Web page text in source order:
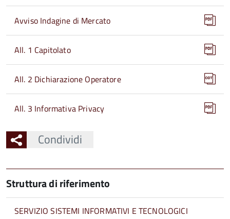
Avviso Indagine di Mercato
All. 1 Capitolato
All. 2 Dichiarazione Operatore
All. 3 Informativa Privacy
Condividi
Struttura di riferimento
SERVIZIO SISTEMI INFORMATIVI E TECNOLOGICI